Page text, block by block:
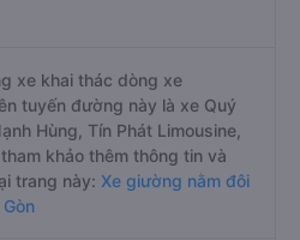
xe khai thác dòng xe
tuyến đường này là xe Quý
Hùng, Tín Phát Limousine,
khảo thêm thông tin và
trang này: Xe giường nằm đôi